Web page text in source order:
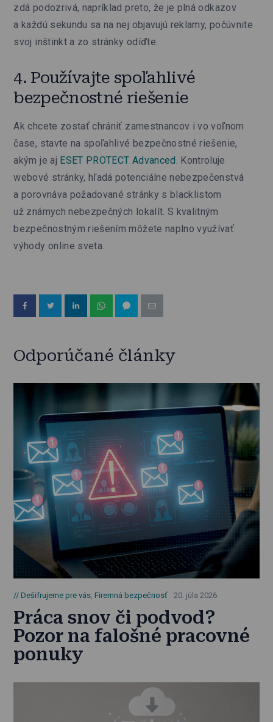
zdá podozrivá, napríklad preto, že je plná odkazov
a každú sekundu sa na nej objavujú reklamy, počúvnite
svoj inštinkt a zo stránky odíďte.
4. Používajte spoľahlivé
bezpečnostné riešenie
Ak chcete zostať chrániť zamestnancov i vo voľnom
čase, stavte na spoľahlivé bezpečnostné riešenie,
akým je aj ESET PROTECT Advanced . Kontroluje
webové stránky, hľadá potenciálne nebezpečenstvá
a porovnáva požadované stránky s blacklistom
už známych nebezpečných lokalít. S kvalitným
bezpečnostným riešením môžete naplno využívať
výhody online sveta.
Odporúčané články
Dešifrujeme pre vás,Firemná bezpečnosť 20. júla 2026
Práca snov či podvod?
Pozor na falošné pracovné
ponuky